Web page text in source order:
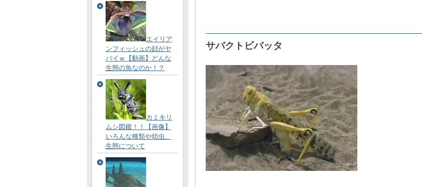
サバクトビバッタ
エイリア
ンフィッシュの顔がヤ
バイｗ【動画】どんな
生態の魚なのか！？
カミキリ
ムシ図鑑！！【画像】
いろんな種類や幼虫、
生態について